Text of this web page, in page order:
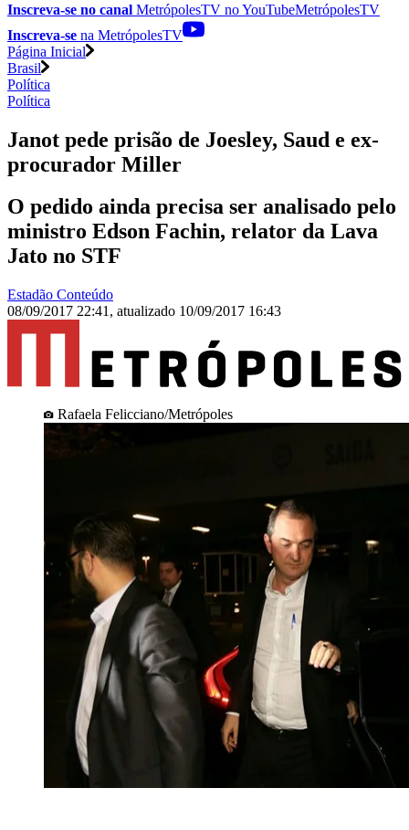
Inscreva-se no canal MetrópolesTV noYouTubeMetrópolesTV
Inscreva-se na MetrópolesTV
Página Inicial
Brasil
Política
Política
Janot pede prisão de Joesley, Saud e ex-
procurador Miller
O pedido ainda precisa ser analisado pelo
ministro Edson Fachin, relator da Lava
Jato no STF
Estadão Conteúdo
08/09/2017 22:41 , atualizado 10/09/2017 16:43
Rafaela Felicciano/Metrópoles